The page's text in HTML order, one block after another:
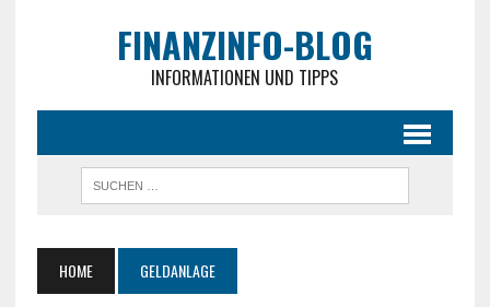
FINANZINFO-BLOG
INFORMATIONEN UND TIPPS
HOME GELDANLAGE